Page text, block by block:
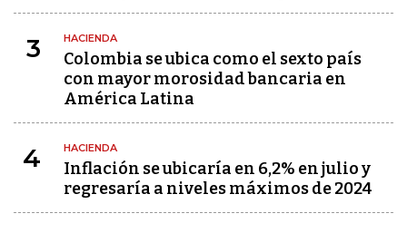
3 HACIENDA
Colombia se ubica como el sexto país
con mayor morosidad bancaria en
América Latina
4 HACIENDA
Inflación se ubicaría en 6,2% en julio y
regresaría a niveles máximos de 2024